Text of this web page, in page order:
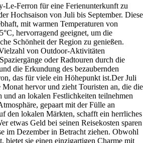
Le-Ferron für eine Ferienunterkunft zu
Hochsaison von Juli bis September. Diese
mit warmen Temperaturen von
hervorragend geeignet, um die
Schönheit der Region zu genießen.
von Outdoor-Aktivitäten
oder Radtouren durch die
die Erkundung des bezaubernden
das für viele ein Höhepunkt ist.Der Juli
Monat hervor und zieht Touristen an, die die
und an lokalen Festlichkeiten teilnehmen
gepaart mit der Fülle an
den lokalen Märkten, schafft ein herrliches
etwas Geld bei seinen Reisekosten sparen
im Dezember in Betracht ziehen. Obwohl
bietet sie einen einzigartigen Charme mit